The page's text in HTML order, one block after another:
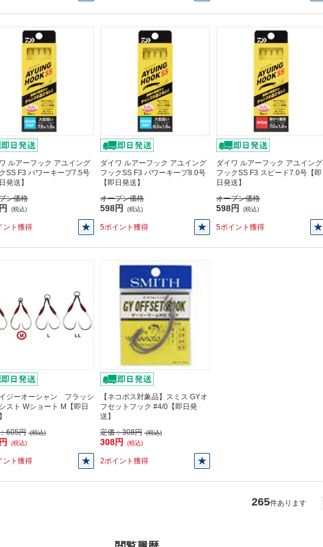
ルアーフック アユイング
SS F3 パワーキープ7.5号
発送】
ン価格
(税込)
ント獲得
ダイワ ルアーフック アユイング
フックSS F3 パワーキープ8.0号
【即日発送】
オープン価格
598円 (税込)
5ポイント獲得
ダイワ ルアーフック アユイング
フックSS F3 スピード7.0号【即
日発送】
オープン価格
598円 (税込)
5ポイント獲得
ジーオーシャン フラッシ
スト Wショート M【即日
605円 (税込)
(税込)
ント獲得
【ネコポス対象品】スミス GYオ
フセットフック #4/0【即日発
送】
定価：308円 (税込)
308円 (税込)
2ポイント獲得
265件あります